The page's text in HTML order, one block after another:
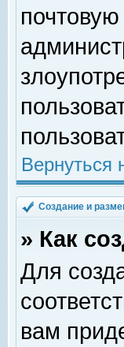
Вернуться
Создание и
» Как
Для
вам